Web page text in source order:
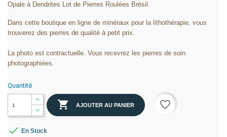
Opale à Dendrites Lot de Pierres Roulées Brésil.
Dans cette boutique en ligne de minéraux pour la lithothérapie, vous
trouverez des pierres de qualité à petit prix.
La photo est contractuelle. Vous recevrez les pierres de soin
photographiées.
Quantité
 AJOUTER AU PANIER favorite_border
 En Stock